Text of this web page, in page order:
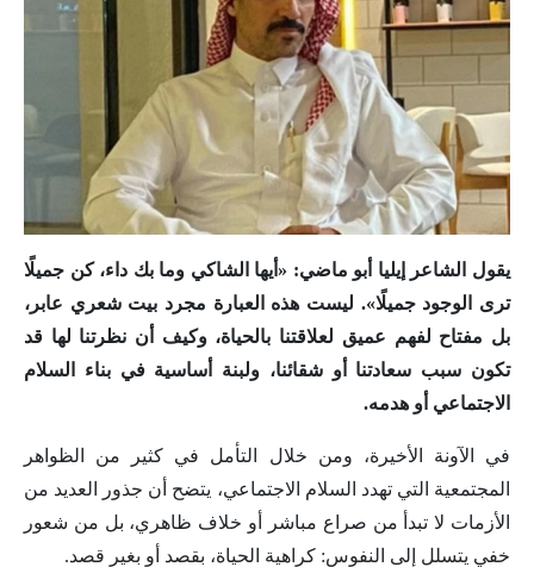
يقول الشاعر إيليا أبو ماضي: «أيها الشاكي وما بك داء، كن جميلًا
ترى الوجود جميلًا». ليست هذه العبارة مجرد بيت شعري عابر،
بل مفتاح لفهم عميق لعلاقتنا بالحياة، وكيف أن نظرتنا لها قد
تكون سبب سعادتنا أو شقائنا، ولبنة أساسية في بناء السلام
الاجتماعي أو هدمه.
في الآونة الأخيرة، ومن خلال التأمل في كثير من الظواهر
المجتمعية التي تهدد السلام الاجتماعي، يتضح أن جذور العديد من
الأزمات لا تبدأ من صراع مباشر أو خلاف ظاهري، بل من شعور
خفي يتسلل إلى النفوس: كراهية الحياة، بقصد أو بغير قصد.